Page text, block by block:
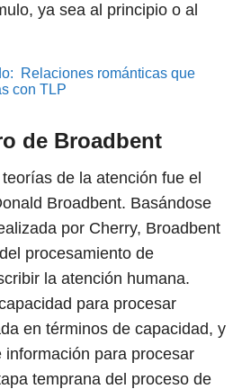
ya sea al principio o al
Relaciones románticas que
con TLP
de Broadbent
de la atención fue el
Broadbent. Basándose
por Cherry, Broadbent
procesamiento de
la atención humana.
para procesar
en términos de capacidad, y
información para procesar
temprana del proceso de